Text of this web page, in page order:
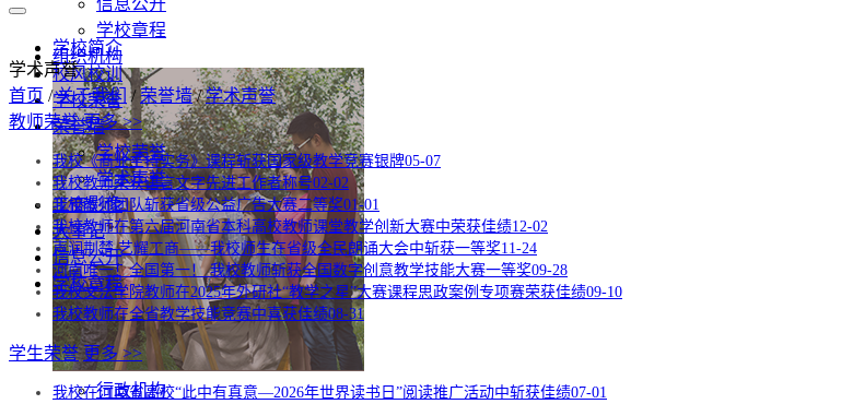
信息公开
学校章程
组织机构
行政机构
学校简介
校风校训
学校荣誉
荣誉墙
学校荣誉
学术声誉
工商影像
大事记
信息公开
学校章程
学术声誉
首页 /关于我们 /荣誉墙/学术声誉
教师荣誉 更多 >>
我校《商业主持实务》课程斩获国家级教学竞赛银牌05-07
我校教师荣获语言文字先进工作者称号02-02
我校教师团队斩获省级公益广告大赛二等奖01-01
我校教师在第六届河南省本科高校教师课堂教学创新大赛中荣获佳绩12-02
声润荆楚 艺耀工商——我校师生在省级全民朗诵大会中斩获一等奖11-24
河南唯一！全国第一！ 我校教师斩获全国数字创意教学技能大赛一等奖09-28
我校文法学院教师在2025年外研社“教学之星”大赛课程思政案例专项赛荣获佳绩09-10
我校教师在全省教学技能竞赛中喜获佳绩08-31
学生荣誉 更多 >>
我校在河南省高校“此中有真意—2026年世界读书日”阅读推广活动中斩获佳绩07-01